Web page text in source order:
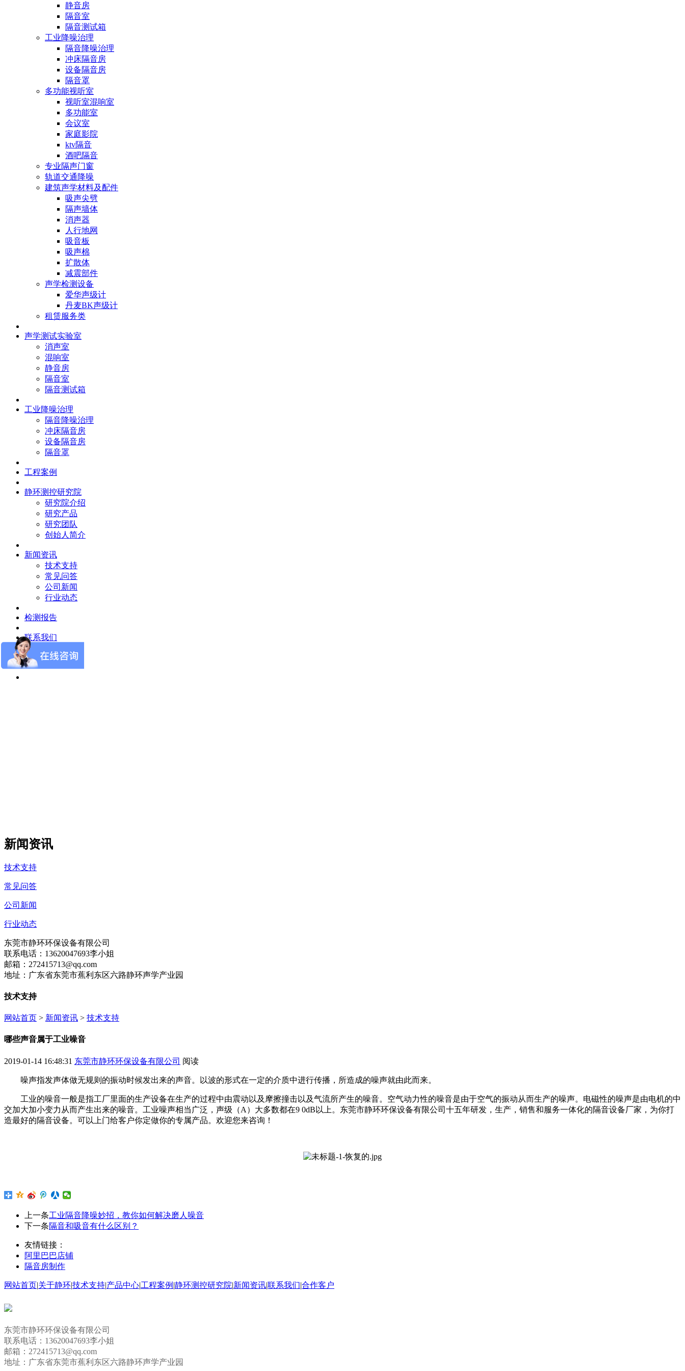
静音房
隔音室
隔音测试箱
工业降噪治理
隔音降噪治理
冲床隔音房
设备隔音房
隔音罩
多功能视听室
视听室混响室
多功能室
会议室
家庭影院
ktv隔音
酒吧隔音
专业隔声门窗
轨道交通降噪
建筑声学材料及配件
吸声尖劈
隔声墙体
消声器
人行地网
吸音板
吸声棉
扩散体
减震部件
声学检测设备
爱华声级计
丹麦BK声级计
租赁服务类
声学测试实验室
消声室
混响室
静音房
隔音室
隔音测试箱
工业降噪治理
隔音降噪治理
冲床隔音房
设备隔音房
隔音罩
工程案例
静环测控研究院
研究院介绍
研究产品
研究团队
创始人简介
新闻资讯
技术支持
常见问答
公司新闻
行业动态
检测报告
联系我们
在线留言
新闻资讯
技术支持
常见问答
公司新闻
行业动态
东莞市静环环保设备有限公司
联系电话：13620047693李小姐
邮箱：272415713@qq.com
地址：广东省东莞市蕉利东区六路静环声学产业园
技术支持
网站首页 > 新闻资讯 > 技术支持
哪些声音属于工业噪音
2019-01-14 16:48:31 东莞市静环环保设备有限公司 阅读
噪声指发声体做无规则的振动时候发出来的声音。以波的形式在一定的介质中进行传播，所造成的噪声就由此而来。
工业的噪音一般是指工厂里面的生产设备在生产的过程中由震动以及摩擦撞击以及气流所产生的噪音。空气动力性的噪音是由于空气的振动从而生产的噪声。电磁性的噪声是由电机的中
交加大加小变力从而产生出来的噪音。工业噪声相当广泛，声级（A）大多数都在9 0dB以上。东莞市静环环保设备有限公司十五年研发，生产，销售和服务一体化的隔音设备厂家，为你打
造最好的隔音设备。可以上门给客户你定做你的专属产品。欢迎您来咨询！
上一条工业隔音降噪妙招，教你如何解决磨人噪音
下一条隔音和吸音有什么区别？
友情链接：
阿里巴巴店铺
隔音房制作
网站首页|关于静环|技术支持|产品中心|工程案例 |静环测控研究院|新闻资讯|联系我们|合作客户
东莞市静环环保设备有限公司
联系电话：13620047693李小姐
邮箱：272415713@qq.com
地址：广东省东莞市蕉利东区六路静环声学产业园